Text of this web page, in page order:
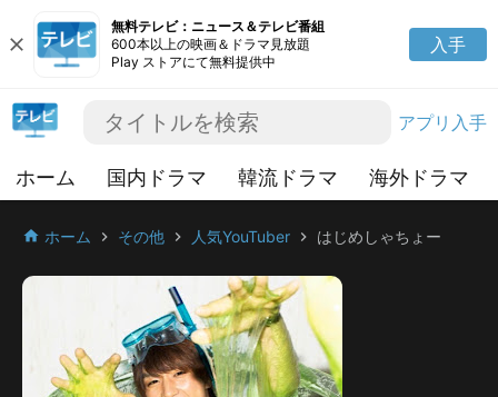
close
無料テレビ：ニュース＆テレビ番組
600本以上の映画＆ドラマ見放題
Play ストアにて無料提供中
入手
アプリ入手
ホーム 国内ドラマ 韓流ドラマ 海外ドラマ
home ホーム chevron_right その他 chevron_right 人気YouTuber chevron_right はじめしゃちょー